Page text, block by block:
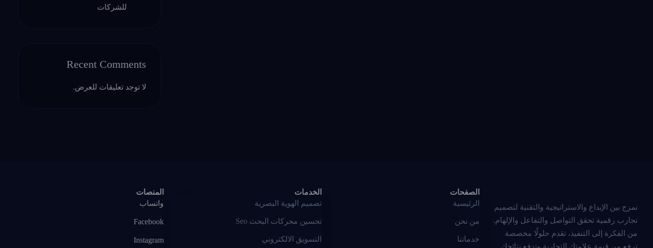
للشركات
Recent Comments
لا توجد تعليقات للعرض.
نمزج بين الإبداع والاستراتيجية والتقنية لتصميم
تجارب رقمية تحقق التواصل والتفاعل والإلهام.
من الفكرة إلى التنفيذ، نقدم حلولًا مخصصة
ترفع من قيمة علامتك التجارية وتدفع نتائجك
الصفحات
الرئيسية
من نحن
خدماتنا
الخدمات
تصميم الهوية البصرية
تحسين محركات البحث Seo
التسويق الالكتروني
المنصات
واتساب
Facebook
Instagram